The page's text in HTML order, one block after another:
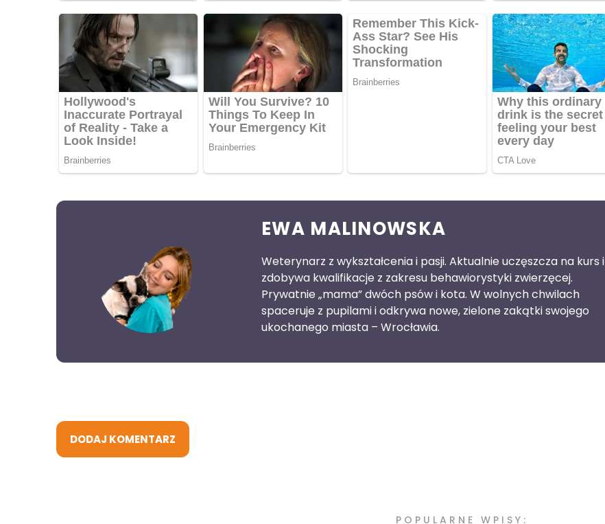
EWA MALINOWSKA
Weterynarz z wykształcenia i pasji. Aktualnie uczęszcza na kurs i
zdobywa kwalifikacje z zakresu behawiorystyki zwierzęcej.
Prywatnie „mama” dwóch psów i kota. W wolnych chwilach
spaceruje z pupilami i odkrywa nowe, zielone zakątki swojego
ukochanego miasta – Wrocławia.
DODAJ KOMENTARZ
POPULARNE WPISY: